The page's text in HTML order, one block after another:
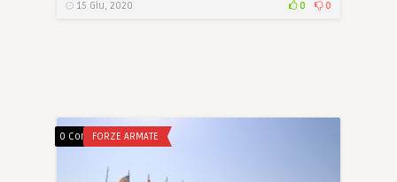
15 Giu, 2020 0 0
0 CommentsFORZE ARMATE